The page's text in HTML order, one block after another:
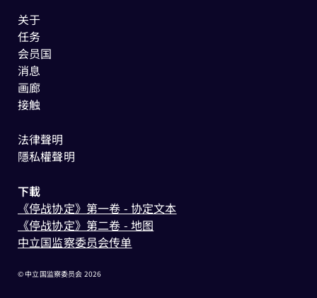
关于
任务
会员国
消息
画廊
接触
法律聲明
隱私權聲明
下載
《停战协定》第一卷 - 协定文本
《停战协定》第二卷 - 地图
中立国监察委员会传单
© 中立国监察委员会 2026